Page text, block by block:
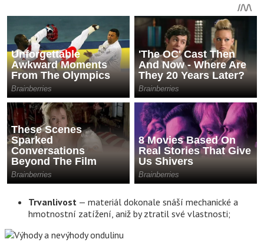
Trvanlivost — materiál dokonale snáší mechanické a
hmotnostní zatížení, aniž by ztratil své vlastnosti;